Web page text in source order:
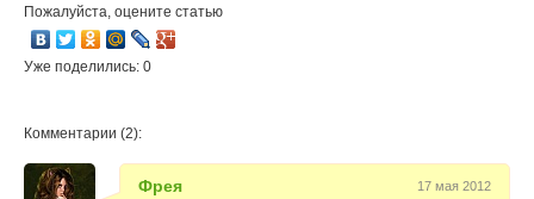
Пожалуйста, оцените статью
Уже поделились: 0
Комментарии (2):
Фрея 17 мая 2012